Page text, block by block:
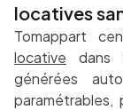
locatives
Tomappart
locative dans
générées
paramétrables,